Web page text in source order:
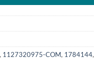
, 1127320975-COM, 1784144,